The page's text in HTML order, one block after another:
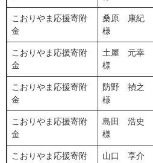
こおりやま応援寄附
金
桑原 康紀
様
こおりやま応援寄附
金
土屋 元幸
様
こおりやま応援寄附
金
防野 禎之
様
こおりやま応援寄附
金
島田 浩史
様
こおりやま応援寄附
山口 享介